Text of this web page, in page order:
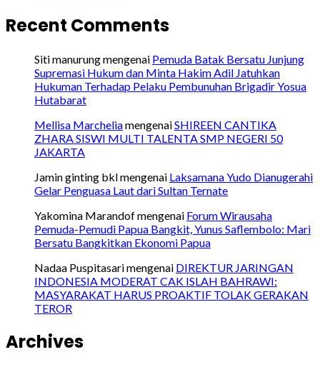
Recent Comments
Siti manurungmengenai Pemuda Batak Bersatu Junjung
Supremasi Hukum dan Minta Hakim Adil Jatuhkan
Hukuman Terhadap Pelaku Pembunuhan Brigadir Yosua
Hutabarat
Mellisa MarcheliamengenaiSHIREEN CANTIKA
ZHARA SISWI MULTI TALENTA SMP NEGERI 50
JAKARTA
Jamin ginting bklmengenai Laksamana Yudo Dianugerahi
Gelar Penguasa Laut dari Sultan Ternate
Yakomina Marandofmengenai Forum Wirausaha
Pemuda-Pemudi Papua Bangkit, Yunus Saflembolo: Mari
Bersatu Bangkitkan Ekonomi Papua
Nadaa Puspitasarimengenai DIREKTUR JARINGAN
INDONESIA MODERAT CAK ISLAH BAHRAWI:
MASYARAKAT HARUS PROAKTIF TOLAK GERAKAN
TEROR
Archives